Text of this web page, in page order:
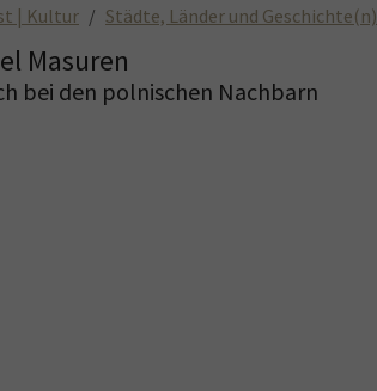
| Kultur Städte, Länder und Geschichte(n)
Masuren
bei den polnischen Nachbarn